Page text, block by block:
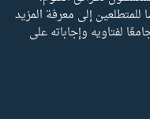
للمتطلعين إلى معرفة المزيد
لفتاويه وإجاباته على